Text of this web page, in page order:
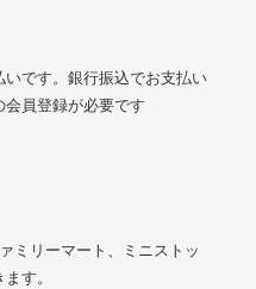
です。銀行振込でお支払い
員登録が必要です
ミリーマート、ミニストッ
す。